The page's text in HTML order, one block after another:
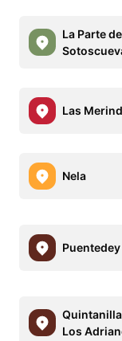
La Parte de
Las
Nela
Puentedey
Los